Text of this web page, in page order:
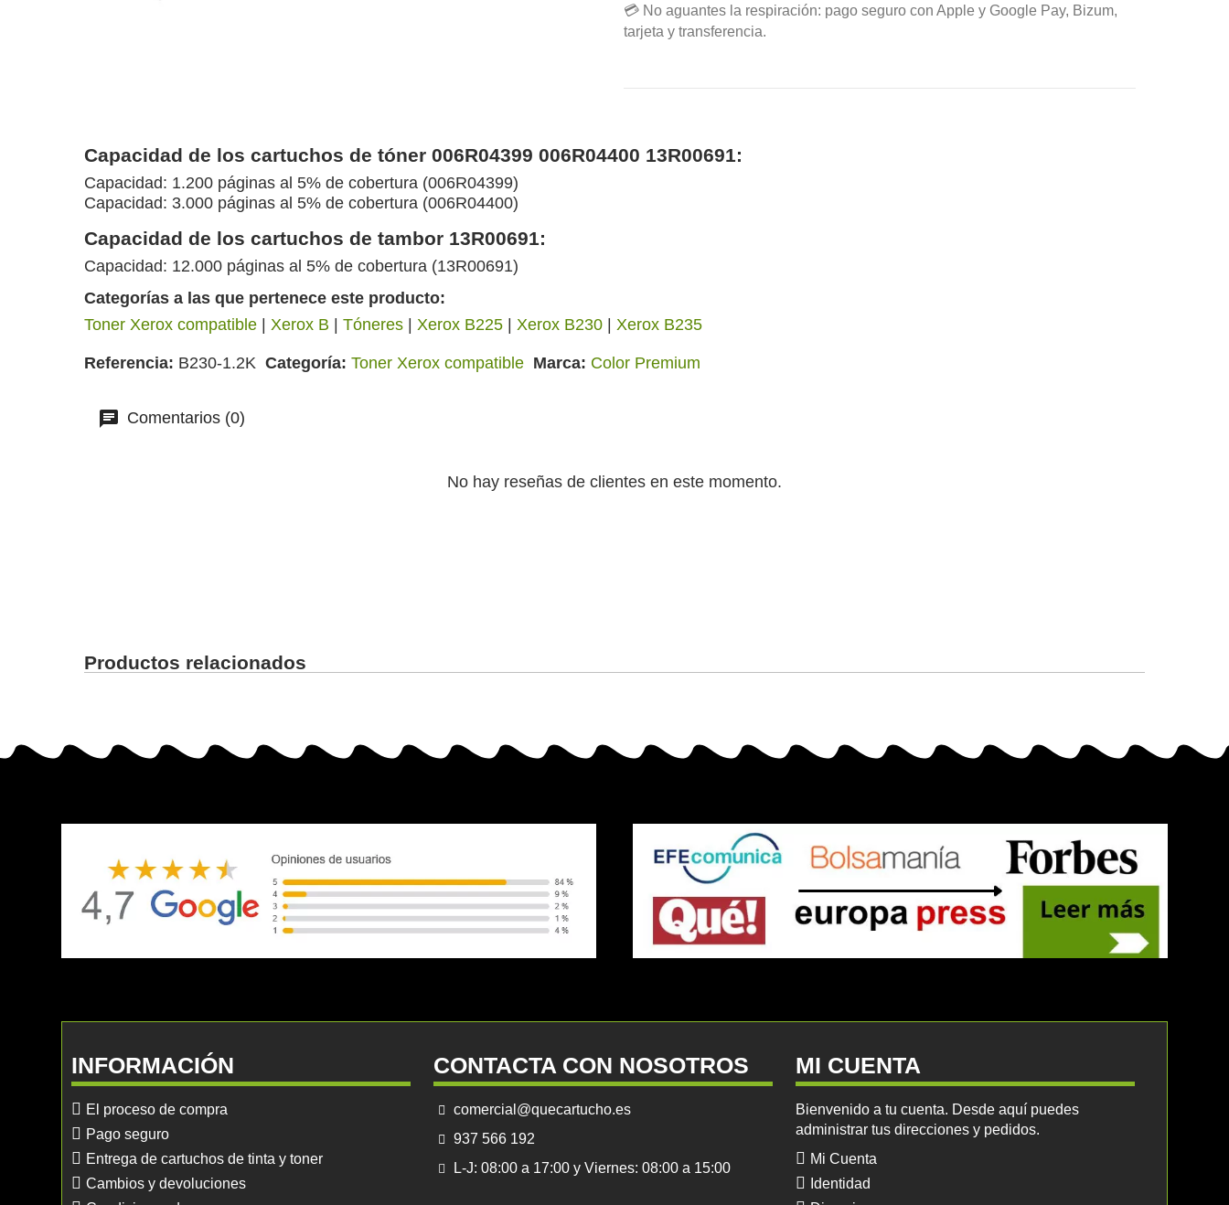
💳 No aguantes la respiración: pago seguro con Apple y Google Pay, Bizum,
tarjeta y transferencia.
Capacidad de los cartuchos de tóner 006R04399 006R04400 13R00691:
Capacidad: 1.200 páginas al 5% de cobertura (006R04399)
Capacidad: 3.000 páginas al 5% de cobertura (006R04400)
Capacidad de los cartuchos de tambor 13R00691:
Capacidad: 12.000 páginas al 5% de cobertura (13R00691)
Categorías a las que pertenece este producto:
Toner Xerox compatible
Xerox B Tóneres Xerox B225 Xerox B230 Xerox B235
Referencia B230-1.2K Categoría Toner Xerox compatible Marca Color Premium
Comentarios (0)
No hay reseñas de clientes en este momento.
Productos relacionados
INFORMACIÓN
El proceso de compra
Pago seguro
Entrega de cartuchos de tinta y toner
Cambios y devoluciones
CONTACTA CON NOSOTROS
comercial@quecartucho.es
937 566 192
L-J: 08:00 a 17:00 y Viernes: 08:00 a 15:00
MI CUENTA
Bienvenido a tu cuenta. Desde aquí puedes
administrar tus direcciones y pedidos.
Mi Cuenta
Identidad